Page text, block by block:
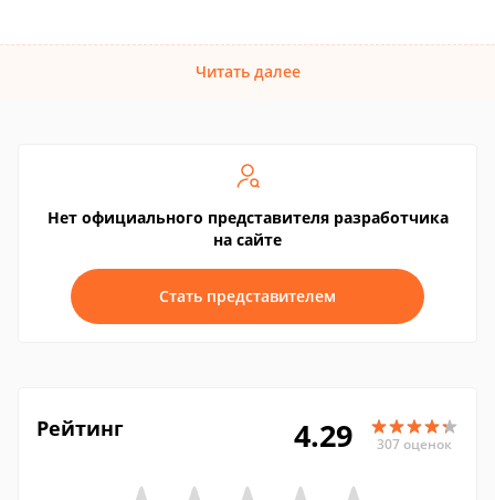
Читать далее
Нет официального представителя разработчика
на сайте
Стать представителем
Рейтинг 4.29 307 оценок